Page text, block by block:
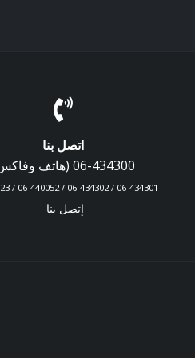
اتصل بنا
06-434300 (هاتف وفاكس)
06-434301 / 06-434302 / 06-440052 / 06-626923
إتصل بنا